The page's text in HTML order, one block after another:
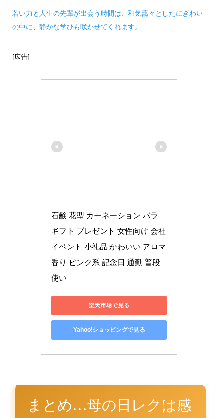
若い力と人生の先輩が出会う時間は、和気藹々としたにぎわい
の中に、静かな学びも咲かせてくれます。
[広告]
石鹸 花型 カーネーション バラ
ギフト プレゼント 女性向け 会社
イベント 小礼品 かわいい アロマ
香り ピンク系 記念日 通勤 普段
使い
楽天市場で見る
Yahoo!ショッピングで見る
まとめ…母の日レクは感